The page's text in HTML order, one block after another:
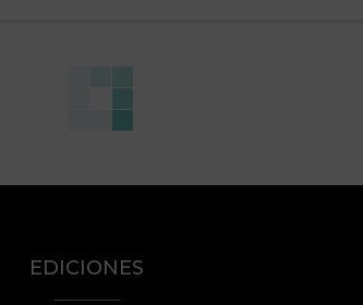
EDICIONES